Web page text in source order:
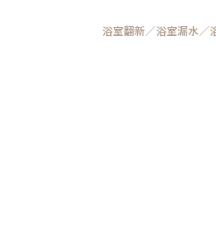
浴室翻新／浴室漏水／